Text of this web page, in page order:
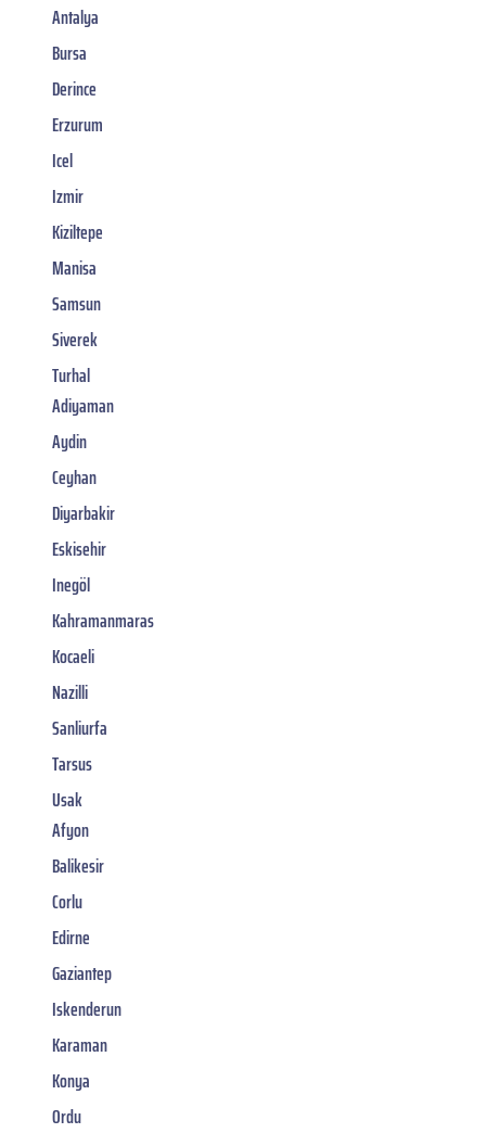
Antalya
Bursa
Derince
Erzurum
Icel
Izmir
Kiziltepe
Manisa
Samsun
Siverek
Turhal
Adiyaman
Aydin
Ceyhan
Diyarbakir
Eskisehir
Inegöl
Kahramanmaras
Kocaeli
Nazilli
Sanliurfa
Tarsus
Usak
Afyon
Balikesir
Corlu
Edirne
Gaziantep
Iskenderun
Karaman
Konya
Ordu